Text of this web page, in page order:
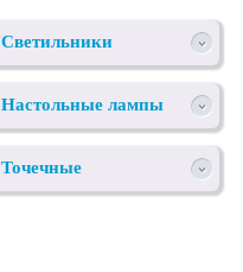
Светильники
Настольные лампы
Точечные